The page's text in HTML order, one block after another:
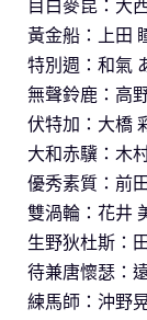
目白麥昆：大
黃金船：上田
特別週：和氣
無聲鈴鹿：高
伏特加：大橋
大和赤驥：木
優秀素質：前
雙渦輪：花井
生野狄杜斯：
待兼唐懷瑟：
練馬師：沖野